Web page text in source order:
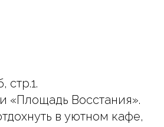
стр.1.
«Площадь Восстания».
в уютном кафе,